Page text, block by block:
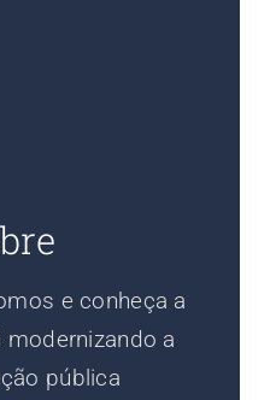
e conheça a
a
pública